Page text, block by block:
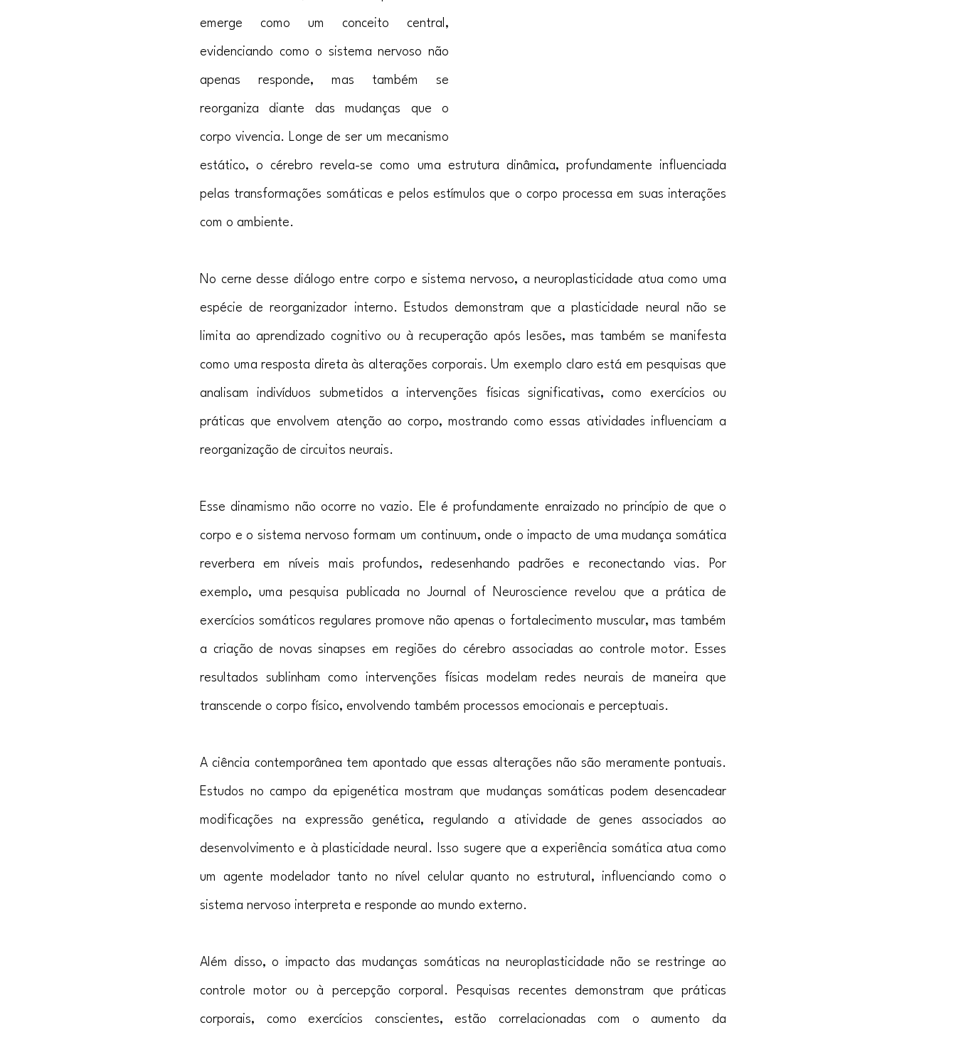
emerge como um conceito central,
evidenciando como o sistema nervoso não
apenas responde, mas também se
reorganiza diante das mudanças que o
corpo vivencia. Longe de ser um mecanismo
estático, o cérebro revela-se como uma estrutura dinâmica, profundamente influenciada
pelas transformações somáticas e pelos estímulos que o corpo processa em suas interações
com o ambiente.
No cerne desse diálogo entre corpo e sistema nervoso, a neuroplasticidade atua como uma
espécie de reorganizador interno. Estudos demonstram que a plasticidade neural não se
limita ao aprendizado cognitivo ou à recuperação após lesões, mas também se manifesta
como uma resposta direta às alterações corporais. Um exemplo claro está em pesquisas que
analisam indivíduos submetidos a intervenções físicas significativas, como exercícios ou
práticas que envolvem atenção ao corpo, mostrando como essas atividades influenciam a
reorganização de circuitos neurais.
Esse dinamismo não ocorre no vazio. Ele é profundamente enraizado no princípio de que o
corpo e o sistema nervoso formam um continuum, onde o impacto de uma mudança somática
reverbera em níveis mais profundos, redesenhando padrões e reconectando vias. Por
exemplo, uma pesquisa publicada no Journal of Neuroscience revelou que a prática de
exercícios somáticos regulares promove não apenas o fortalecimento muscular, mas também
a criação de novas sinapses em regiões do cérebro associadas ao controle motor. Esses
resultados sublinham como intervenções físicas modelam redes neurais de maneira que
transcende o corpo físico, envolvendo também processos emocionais e perceptuais.
A ciência contemporânea tem apontado que essas alterações não são meramente pontuais.
Estudos no campo da epigenética mostram que mudanças somáticas podem desencadear
modificações na expressão genética, regulando a atividade de genes associados ao
desenvolvimento e à plasticidade neural. Isso sugere que a experiência somática atua como
um agente modelador tanto no nível celular quanto no estrutural, influenciando como o
sistema nervoso interpreta e responde ao mundo externo.
Além disso, o impacto das mudanças somáticas na neuroplasticidade não se restringe ao
controle motor ou à percepção corporal. Pesquisas recentes demonstram que práticas
corporais, como exercícios conscientes, estão correlacionadas com o aumento da